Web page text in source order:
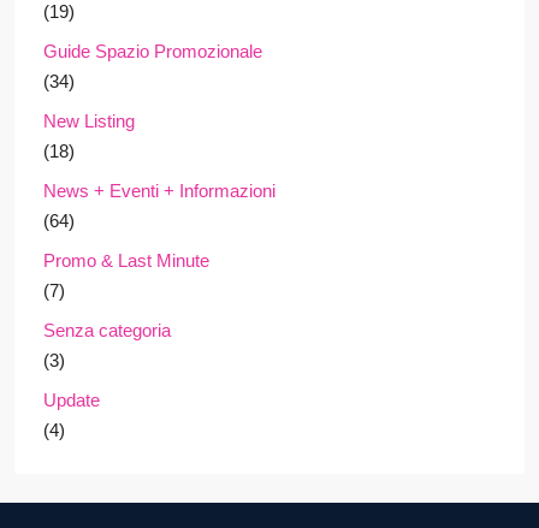
(19)
Guide Spazio Promozionale
(34)
New Listing
(18)
News + Eventi + Informazioni
(64)
Promo & Last Minute
(7)
Senza categoria
(3)
Update
(4)